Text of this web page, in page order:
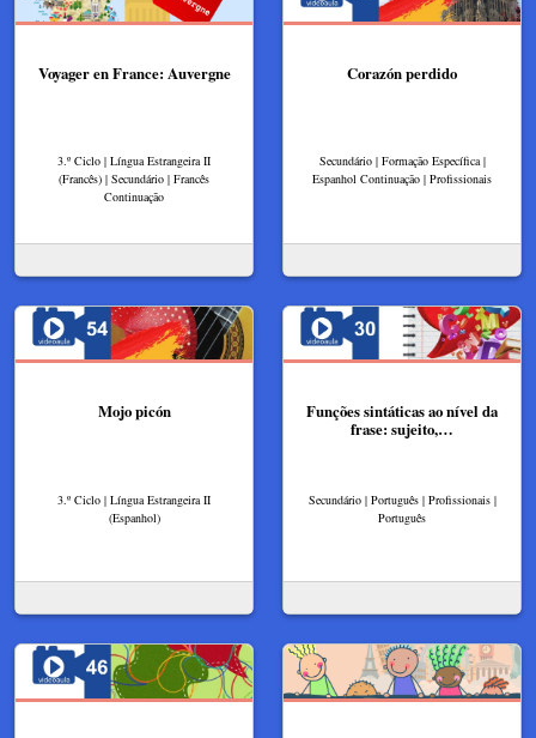
Voyager en France: Auvergne
3.º Ciclo | Língua Estrangeira II
(Francês) | Secundário | Francês
Continuação
Corazón perdido
Secundário | Formação Específica |
Espanhol Continuação | Profissionais
Mojo picón
3.º Ciclo | Língua Estrangeira II
(Espanhol)
Funções sintáticas ao nível da
frase: sujeito,…
Secundário | Português | Profissionais |
Português